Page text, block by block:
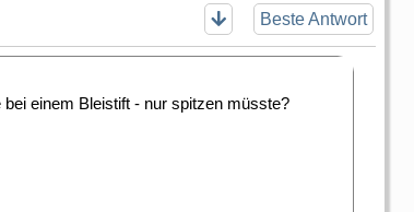
Beste Antwort
einem Bleistift - nur spitzen müsste?